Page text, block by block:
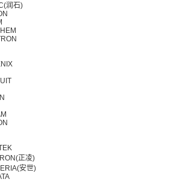
润石)
正凌)
安世)